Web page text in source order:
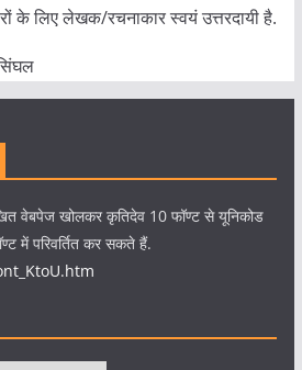
के लिए लेखक/रचनाकार स्वयं उत्तरदायी है.
वेबपेज खोलकर कृतिदेव 10 फॉण्ट से यूनिकोड
में परिवर्तित कर सकते हैं.